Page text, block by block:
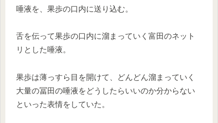
唾液を、果歩の口内に送り込む。
舌を伝って果歩の口内に溜まっていく富田のネット
リとした唾液。
果歩は薄っすら目を開けて、どんどん溜まっていく
大量の冨田の唾液をどうしたらいいのか分からない
といった表情をしていた。